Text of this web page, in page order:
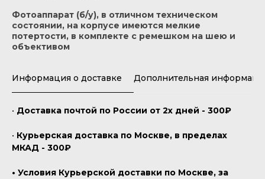
Фотоаппарат (б/у), в отличном техническом
состоянии, на корпусе имеются мелкие
потертости, в комплекте с ремешком на шею и
объективом
Информация о доставке Дополнительная
• Доставка почтой по России от 2х дней - 300₽
• Курьерская доставка по Москве, в пределах
МКАД - 300₽
• Условия Курьерской доставки по Москве, за